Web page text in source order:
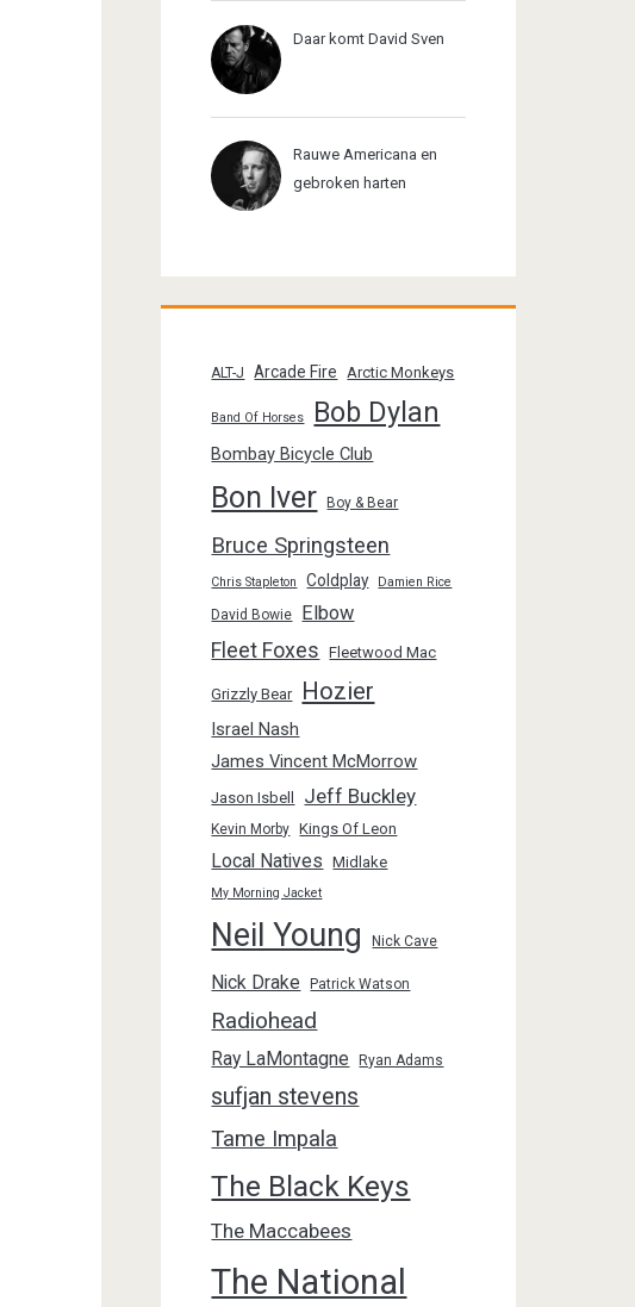
Daar komt David Sven
Rauwe Americana en
gebroken harten
ALT-J Arcade Fire Arctic Monkeys
Band Of Horses Bob Dylan
Bombay Bicycle Club
Bon Iver Boy & Bear
Bruce Springsteen
Chris Stapleton Coldplay Damien Rice
David Bowie Elbow
Fleet Foxes Fleetwood Mac
Grizzly Bear Hozier
Israel Nash
James Vincent McMorrow
Jason Isbell Jeff Buckley
Kevin Morby Kings Of Leon
Local Natives Midlake
My Morning Jacket
Neil Young Nick Cave
Nick Drake Patrick Watson
Radiohead
Ray LaMontagne Ryan Adams
sufjan stevens
Tame Impala
The Black Keys
The Maccabees
The National